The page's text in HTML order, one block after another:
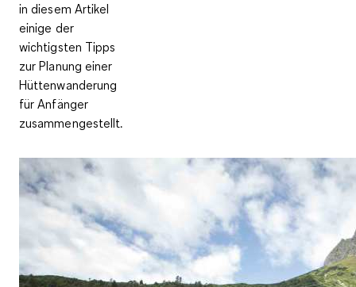
in diesem Artikel
einige der
wichtigsten Tipps
zur Planung einer
Hüttenwanderung
für Anfänger
zusammengestellt.